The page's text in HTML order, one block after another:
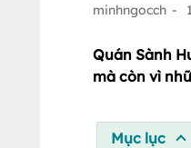
minhngocch -
Quán Sành
mà còn vì
Mục lục